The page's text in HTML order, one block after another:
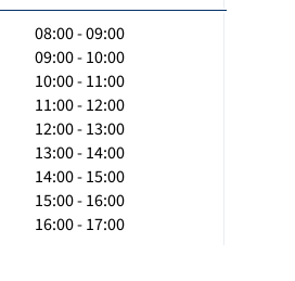
08:00 - 09:00
09:00 - 10:00
10:00 - 11:00
11:00 - 12:00
12:00 - 13:00
13:00 - 14:00
14:00 - 15:00
15:00 - 16:00
16:00 - 17:00